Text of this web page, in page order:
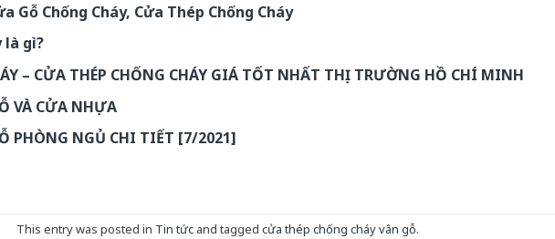
Gỗ Chống Cháy, Cửa Thép Chống Cháy
là gì?
– CỬA THÉP CHỐNG CHÁY GIÁ TỐT NHẤT THỊ TRƯỜNG HỒ CHÍ MINH
VÀ CỬA NHỰA
PHÒNG NGỦ CHI TIẾT [7/2021]
This entry was posted in Tin tứcand tagged cửa thép chống cháy vân gỗ.